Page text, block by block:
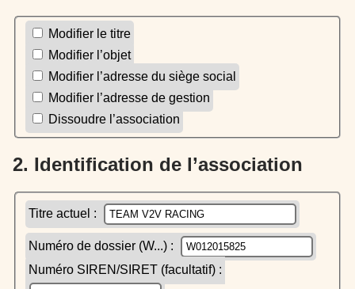
Modifier le titre
Modifier l’objet
Modifier l’adresse du siège social
Modifier l’adresse de gestion
Dissoudre l’association
2. Identification de l’association
Titre actuel :
Numéro de dossier (W...) :
Numéro SIREN/SIRET (facultatif) :